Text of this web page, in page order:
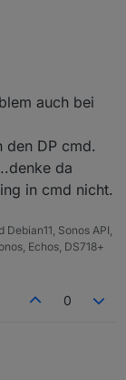
der vom
Start und
Endezeit
laufen,
auch bei
den DP cmd.
da
in cmd nicht.
Sonos API,
Echos, DS718+
0